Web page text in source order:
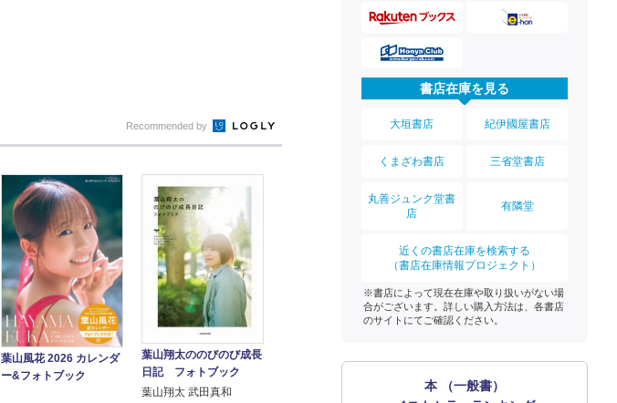
書店在庫を見る
大垣書店 紀伊國屋書店
くまざわ書店 三省堂書店
丸善ジュンク堂書
店
有隣堂
近くの書店在庫を検索する
（書店在庫情報プロジェクト）
※書店によって現在在庫や取り扱いがない場
合がございます。詳しい購入方法は、各書店
のサイトにてご確認ください。
本 （一般書）
Recommended by
葉山風花 2026 カレンダ
ー&フォトブック
葉山翔太ののびのび成長
日記 フォトブック
葉山翔太 武田真和